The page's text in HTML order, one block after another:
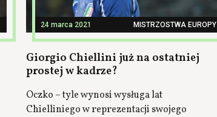
24 marca 2021 MISTRZOSTWA EUROPY
Giorgio Chiellini już na ostatniej
prostej w kadrze?
Oczko – tyle wynosi wysługa lat
Chielliniego w reprezentacji swojego